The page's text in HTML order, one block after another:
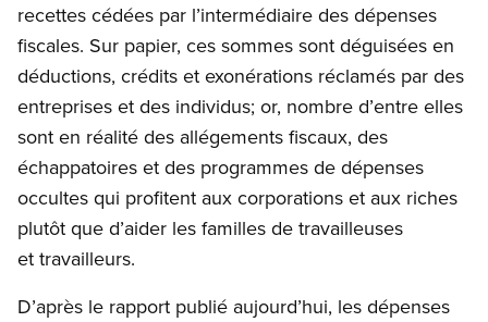
recettes cédées par l’intermédiaire des dépenses
fiscales. Sur papier, ces sommes sont déguisées en
déductions, crédits et exonérations réclamés par des
entreprises et des individus; or, nombre d’entre elles
sont en réalité des allégements fiscaux, des
échappatoires et des programmes de dépenses
occultes qui profitent aux corporations et aux riches
plutôt que d’aider les familles de travailleuses
et travailleurs.
D’après le rapport publié aujourd’hui, les dépenses